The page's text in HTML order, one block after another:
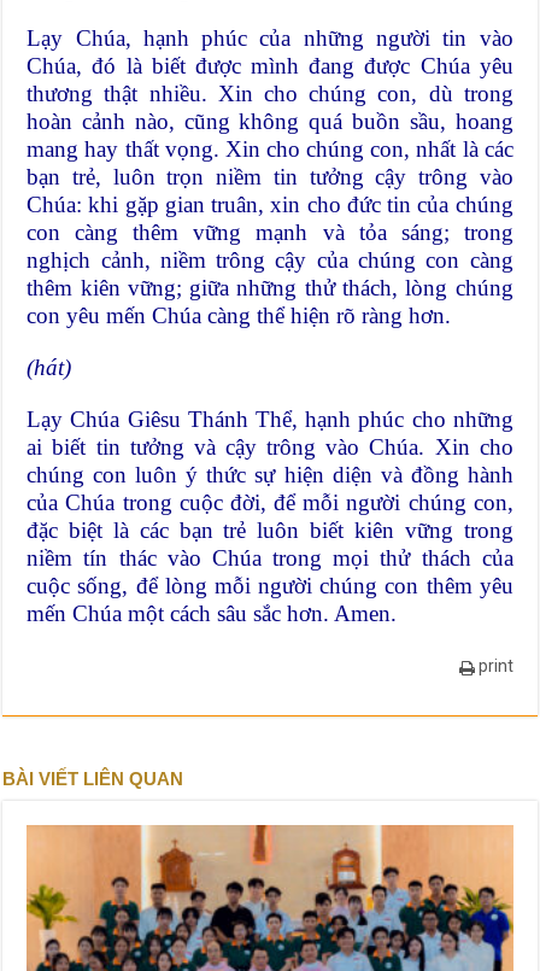
Lạy Chúa, hạnh phúc của những người tin vào
Chúa, đó là biết được mình đang được Chúa yêu
thương thật nhiều. Xin cho chúng con, dù trong
hoàn cảnh nào, cũng không quá buồn sầu, hoang
mang hay thất vọng. Xin cho chúng con, nhất là các
bạn trẻ, luôn trọn niềm tin tưởng cậy trông vào
Chúa: khi gặp gian truân, xin cho đức tin của chúng
con càng thêm vững mạnh và tỏa sáng; trong
nghịch cảnh, niềm trông cậy của chúng con càng
thêm kiên vững; giữa những thử thách, lòng chúng
con yêu mến Chúa càng thể hiện rõ ràng hơn.
(hát)
Lạy Chúa Giêsu Thánh Thể, hạnh phúc cho những
ai biết tin tưởng và cậy trông vào Chúa. Xin cho
chúng con luôn ý thức sự hiện diện và đồng hành
của Chúa trong cuộc đời, để mỗi người chúng con,
đặc biệt là các bạn trẻ luôn biết kiên vững trong
niềm tín thác vào Chúa trong mọi thử thách của
cuộc sống, để lòng mỗi người chúng con thêm yêu
mến Chúa một cách sâu sắc hơn. Amen.
print
BÀI VIẾT LIÊN QUAN